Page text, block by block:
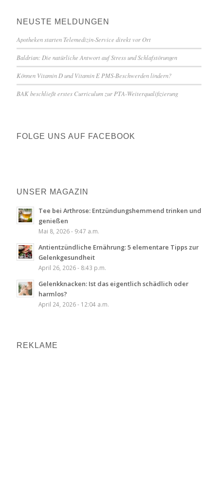
NEUSTE MELDUNGEN
Apotheken starten Telemedizin-Service direkt vor Ort
Baldrian: Die natürliche Antwort auf Stress und Schlafstörungen
Können Vitamin D und Vitamin E PMS-Beschwerden lindern?
BAK beschließt erstes Curriculum zur PTA-Weiterqualifizierung
FOLGE UNS AUF FACEBOOK
UNSER MAGAZIN
Tee bei Arthrose: Entzündungshemmend trinken und
genießen
Mai 8, 2026 - 9:47 a.m.
Antientzündliche Ernährung: 5 elementare Tipps zur
Gelenkgesundheit
April 26, 2026 - 8:43 p.m.
Gelenkknacken: Ist das eigentlich schädlich oder
harmlos?
April 24, 2026 - 12:04 a.m.
REKLAME